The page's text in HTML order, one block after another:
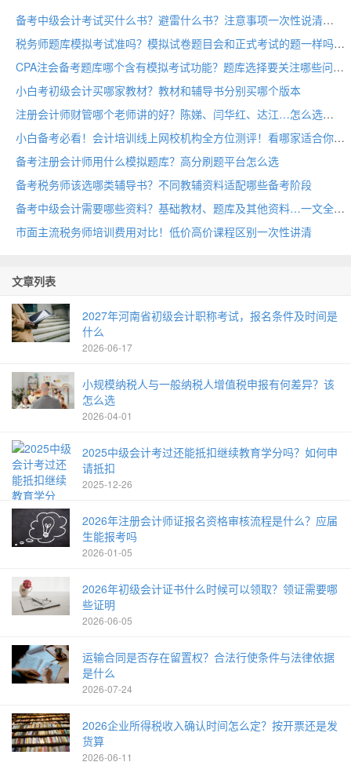
备考中级会计考试买什么书？避雷什么书？注意事项一次性说清
税务师题库模拟考试准吗？模拟试卷题目会和正式考试的题一样吗
CPA注会备考题库哪个含有模拟考试功能？题库选择要关注哪些问题
小白考初级会计买哪家教材？教材和辅导书分别买哪个版本
注册会计师财管哪个老师讲的好？陈娣、闫华红、达江…怎么选
小白备考必看！会计培训线上网校机构全方位测评！看哪家适合你
备考注册会计师用什么模拟题库？高分刷题平台怎么选
备考税务师该选哪类辅导书？不同教辅资料适配哪些备考阶段
备考中级会计需要哪些资料？基础教材、题库及其他资料…一文全整理
市面主流税务师培训费用对比！低价高价课程区别一次性讲清
文章列表
2027年河南省初级会计职称考试，报名条件及时间是
什么
2026-06-17
小规模纳税人与一般纳税人增值税申报有何差异？该
怎么选
2026-04-01
2025中级会计考过还能抵扣继续教育学分吗？如何申
请抵扣
2025-12-26
2026年注册会计师证报名资格审核流程是什么？应届
生能报考吗
2026-01-05
2026年初级会计证书什么时候可以领取？领证需要哪
些证明
2026-06-05
运输合同是否存在留置权？合法行使条件与法律依据
是什么
2026-07-24
2026企业所得税收入确认时间怎么定？按开票还是发
货算
2026-06-11